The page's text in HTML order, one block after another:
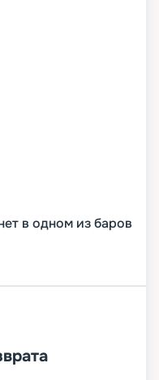
в одном из баров